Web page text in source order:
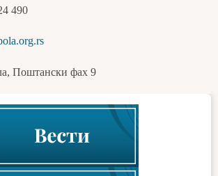
490
Поштански фах 9